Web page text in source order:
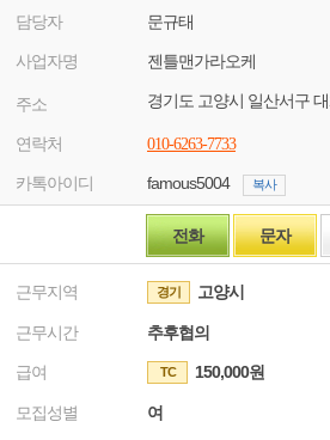
담당자 문규태
사업자명 젠틀맨가라오케
주소
연락처 010-6263-7733
카톡아이디 famous5004 복사
전화 문자
근무지역 경기 고양시
근무시간 추후협의
급여 TC 150,000원
모집성별 여